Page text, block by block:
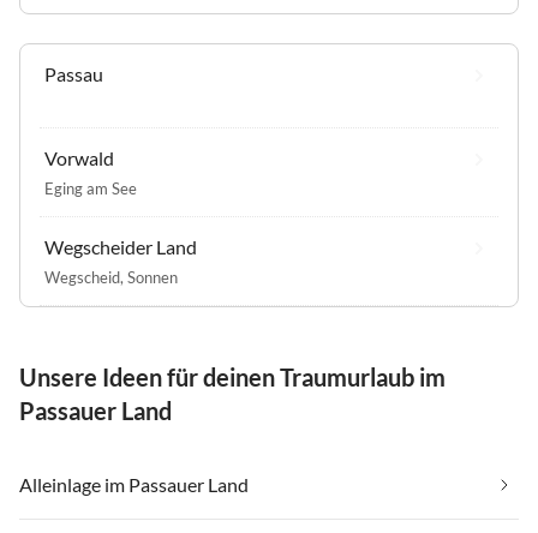
Passau
Vorwald
Eging am See
Wegscheider Land
Wegscheid, Sonnen
Unsere Ideen für deinen Traumurlaub im
Passauer Land
Alleinlage im Passauer Land